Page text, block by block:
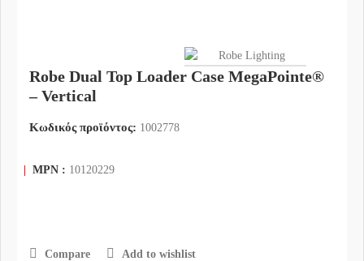
Robe Dual Top Loader Case MegaPointe®
– Vertical
Κωδικός προϊόντος: 1002778
MPN : 10120229
Compare Add to wishlist